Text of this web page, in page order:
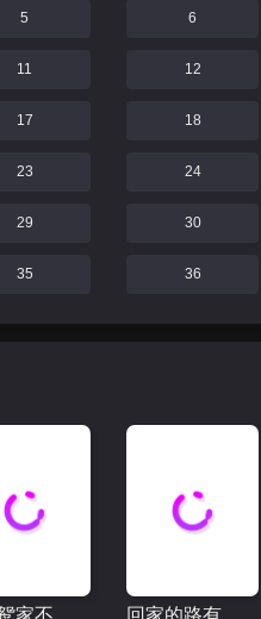
5 6
11 12
17 18
23 24
29 30
35 36
不是鸳家不聚头 回家的路有多远